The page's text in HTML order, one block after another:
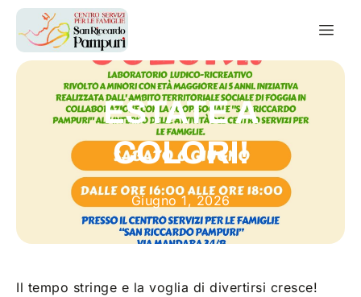
ESTATE A
COLORI!
Giugno 1, 2026
Il tempo stringe e la voglia di divertirsi cresce!